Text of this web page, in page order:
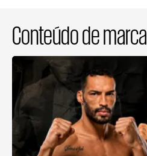
Conteúdo de marca